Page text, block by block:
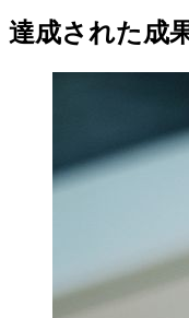
達成された成